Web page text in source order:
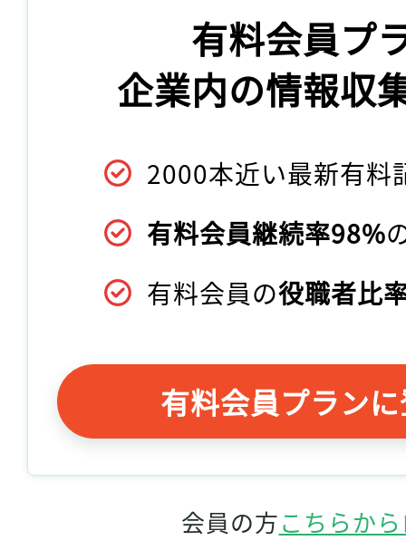
有料会員プ
企業内の情報収
2000本近い最新有料
有料会員継続率98%
有料会員の役職者比
有料会員プラン
会員の方こちらか